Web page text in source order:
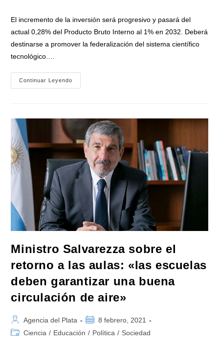
la
El incremento de la inversión será progresivo y pasará del
actual 0,28% del Producto Bruto Interno al 1% en 2032. Deberá
destinarse a promover la federalización del sistema científico
tecnológico.…
Continuar Leyendo
Senado
El
Aumento
Presupuesto
De
Ciencia
Y
Tecnología
Ministro Salvarezza sobre el
retorno a las aulas: «las escuelas
deben garantizar una buena
circulación de aire»
Autor
de
Agencia del Plata
Publicación
de
8 febrero, 2021
Categoría
Ciencia / Educación / Política / Sociedad